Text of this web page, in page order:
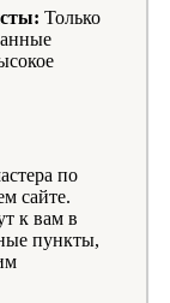
Только
по
сайте.
к вам в
пункты,